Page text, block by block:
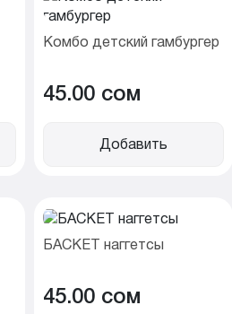
Комбо детский гамбургер
45.00 cом
Добавить
БАСКЕТ наггетсы
45.00 cом